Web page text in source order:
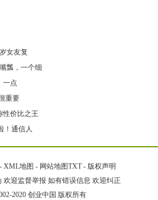
女友复
瓢，一个细
一点
重要
性价比之王
！通信人
- XML地图 - 网站地图TXT- 版权声明
欢迎监督举报 如有错误信息 欢迎纠正
2020 创业中国 版权所有